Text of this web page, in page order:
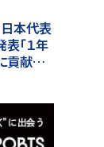
日本代表
「１年
貢献で